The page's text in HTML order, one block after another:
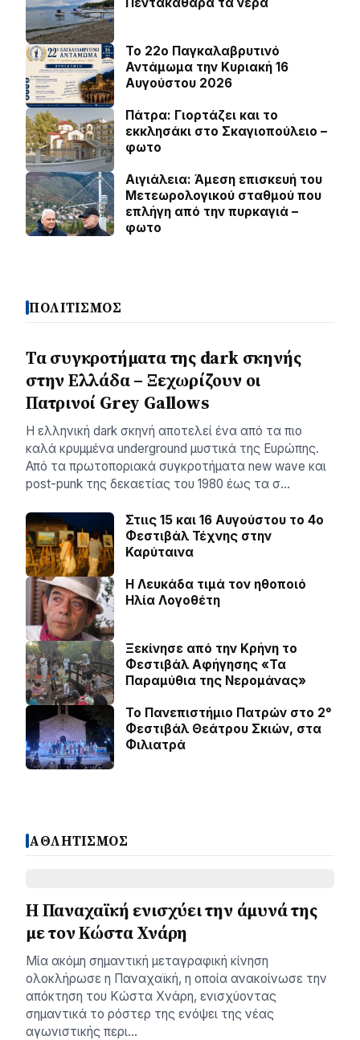
Το 22ο Παγκαλαβρυτινό
Αντάμωμα την Κυριακή 16
Αυγούστου 2026
Πάτρα: Γιορτάζει και το
εκκλησάκι στο Σκαγιοπούλειο –
φωτο
Αιγιάλεια: Άμεση επισκευή του
Μετεωρολογικού σταθμού που
επλήγη από την πυρκαγιά –
φωτο
ΠΟΛΙΤΙΣΜΟΣ
Τα συγκροτήματα της dark σκηνής
στην Ελλάδα – Ξεχωρίζουν οι
Πατρινοί Grey Gallows
Η ελληνική dark σκηνή αποτελεί ένα από τα πιο
καλά κρυμμένα underground μυστικά της Ευρώπης.
Από τα πρωτοποριακά συγκροτήματα new wave και
post-punk της δεκαετίας του 1980 έως τα σ…
Στιις 15 και 16 Αυγούστου το 4ο
Φεστιβάλ Τέχνης στην
Καρύταινα
Η Λευκάδα τιμά τον ηθοποιό
Ηλία Λογοθέτη
Ξεκίνησε από την Κρήνη το
Φεστιβάλ Αφήγησης «Τα
Παραμύθια της Νερομάνας»
Το Πανεπιστήμιο Πατρών στο 2°
Φεστιβάλ Θεάτρου Σκιών, στα
Φιλιατρά
ΑΘΛΗΤΙΣΜΟΣ
Η Παναχαϊκή ενισχύει την άμυνά της
με τον Κώστα Χνάρη
Μία ακόμη σημαντική μεταγραφική κίνηση
ολοκλήρωσε η Παναχαϊκή, η οποία ανακοίνωσε την
απόκτηση του Κώστα Χνάρη, ενισχύοντας
σημαντικά το ρόστερ της ενόψει της νέας
αγωνιστικής περι…